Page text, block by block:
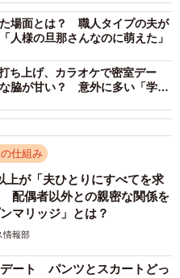
エロビデオを見たのだけ
って「これウチのカーチャ
まその日は解散。次の日
生きてて欲しいと願って
、しみけんが来てざわつい
なる"あるある"が寄せられ
。
場面とは？ 職人タイプの夫が
人様の旦那さんなのに萌えた」
ち上げ、カラオケで密室デー
脇が甘い？ 意外に多い「学校
仕組み
上が「夫ひとりにすべてを求
配偶者以外との親密な関係を
マリッジ」とは？
情報部
ート パンツとスカートどっ